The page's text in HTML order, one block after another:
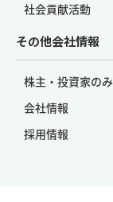
社会貢献活動
その他会社情報
株主・投資家の
会社情報
採用情報